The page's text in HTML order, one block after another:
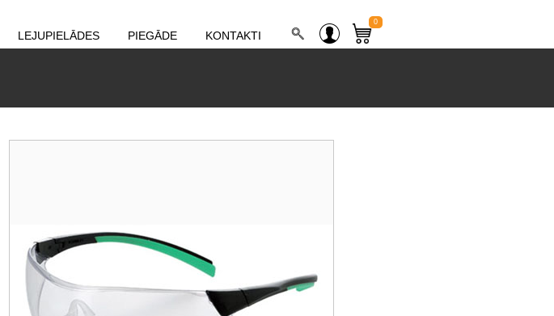
LEJUPIELĀDES PIEGĀDE KONTAKTI
0